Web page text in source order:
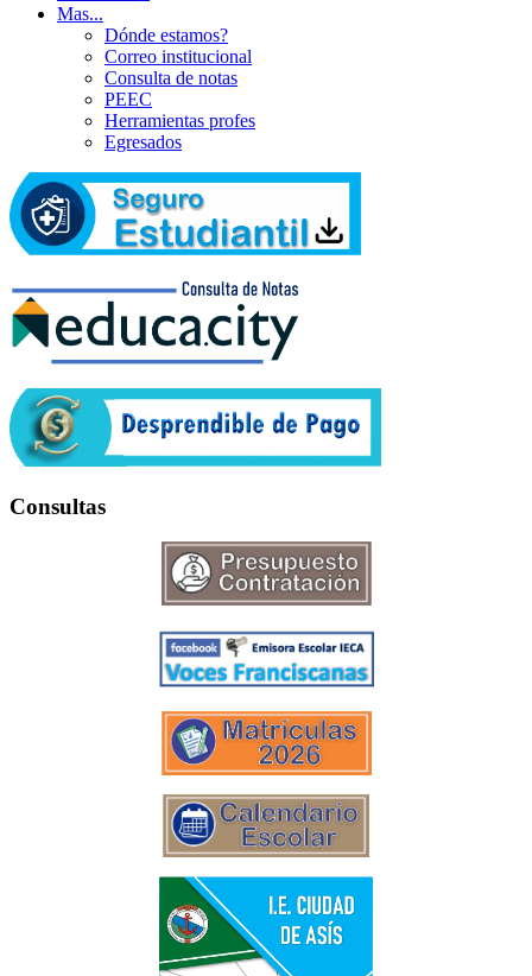
Mas...
Dónde estamos?
Correo institucional
Consulta de notas
PEEC
Herramientas profes
Egresados
Consultas